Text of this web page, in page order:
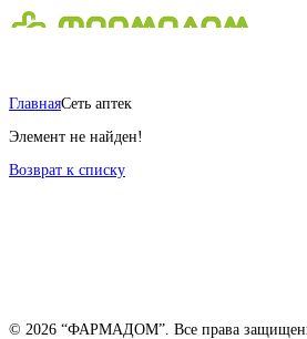
ГлавнаяСеть аптек
Элемент не найден!
Возврат к списку
© 2026 “ФАРМАДОМ”. Все права